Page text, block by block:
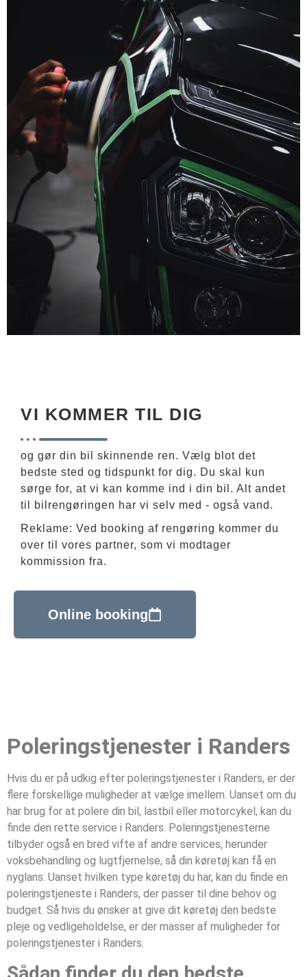
VI KOMMER TIL DIG
og gør din bil skinnende ren. Vælg blot det
bedste sted og tidspunkt for dig. Du skal kun
sørge for, at vi kan komme ind i din bil. Alt andet
til bilrengøringen har vi selv med - også vand.
Reklame: Ved booking af rengøring kommer du
over til vores partner, som vi modtager
kommission fra.
Online booking
Poleringstjenester i Randers
Hvis du er på udkig efter poleringstjenester i Randers, er der
flere forskellige muligheder at vælge imellem. Uanset om du
har brug for at polere din bil, lastbil eller motorcykel, kan du
finde den rette service i Randers. Poleringstjenesterne
tilbyder også en bred vifte af andre services, herunder
voksbehandling og lugtfjernelse, så din køretøj kan få en
nyglans. Uanset hvilken type køretøj du har, kan du finde en
poleringstjeneste i Randers, der passer til dine behov og
budget. Så hvis du ønsker at give dit køretøj den bedste
pleje og vedligeholdelse, er der masser af muligheder for
poleringstjenester i Randers.